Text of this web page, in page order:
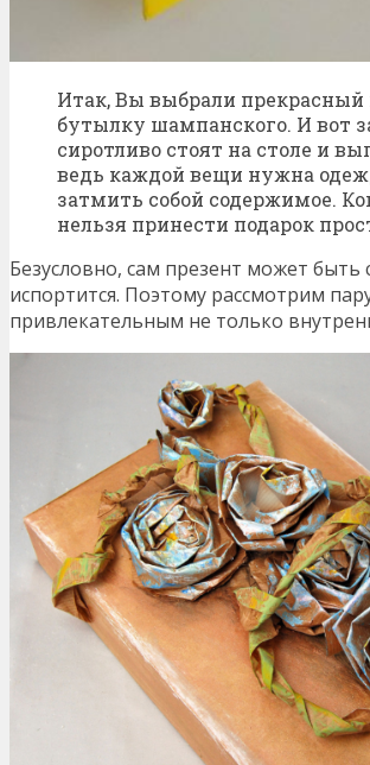
Итак, Вы выбрали прекрасный
бутылку шампанского. И вот
сиротливо стоят на столе и
ведь каждой вещи нужна
затмить собой содержимое.
нельзя принести подарок
Безусловно, сам презент может
испортится. Поэтому рассмотрим
привлекательным не только